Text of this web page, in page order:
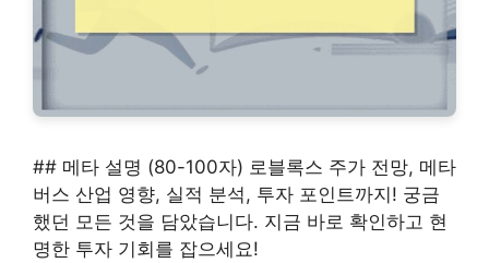
## 메타 설명 (80-100자) 로블록스 주가 전망, 메타
버스 산업 영향, 실적 분석, 투자 포인트까지! 궁금
했던 모든 것을 담았습니다. 지금 바로 확인하고 현
명한 투자 기회를 잡으세요!